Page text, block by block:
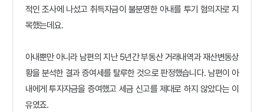
적인 조사에 나섰고 취득자금이 불분명한 아내를 투기 혐의자로 지
목했는데요.
아내뿐만 아니라 남편의 지난 5년간 부동산 거래내역과 재산변동상
황을 분석한 결과 증여세를 탈루한 것으로 판정했습니다. 남편이 아
내에게 투자자금을 증여했고 세금 신고를 제대로 하지 않았다는 이
유였죠.